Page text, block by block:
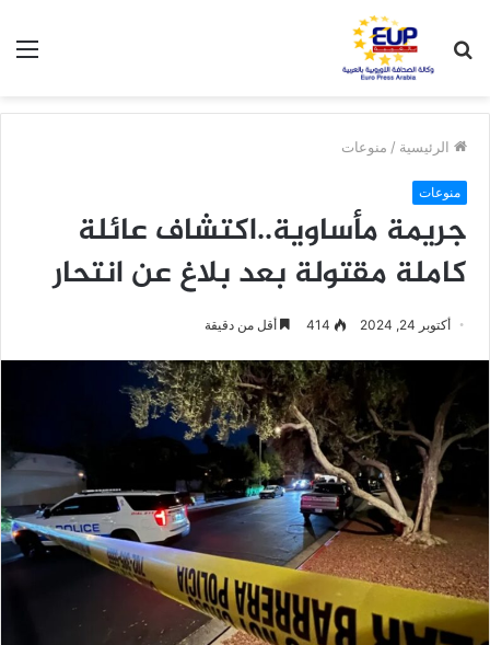
عن
الرئيسية / منوعات
منوعات
جريمة مأساوية..اكتشاف عائلة
كاملة مقتولة بعد بلاغ عن انتحار
أكتوبر 24, 2024 414 أقل من دقيقة